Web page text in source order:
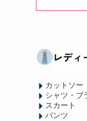
カットソー
シャツ・ブ
スカート
パンツ